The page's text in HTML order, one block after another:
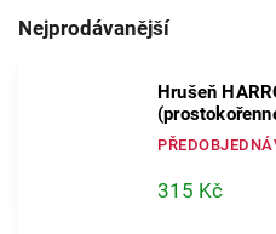
Nejprodávanější
Hrušeň
315 Kč